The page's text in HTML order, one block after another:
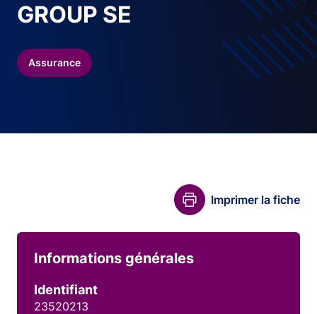
GROUP SE
Assurance
Imprimer la fiche
Informations générales
Identifiant
23520213